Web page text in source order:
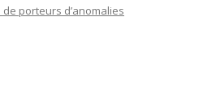
porteurs d’anomalies